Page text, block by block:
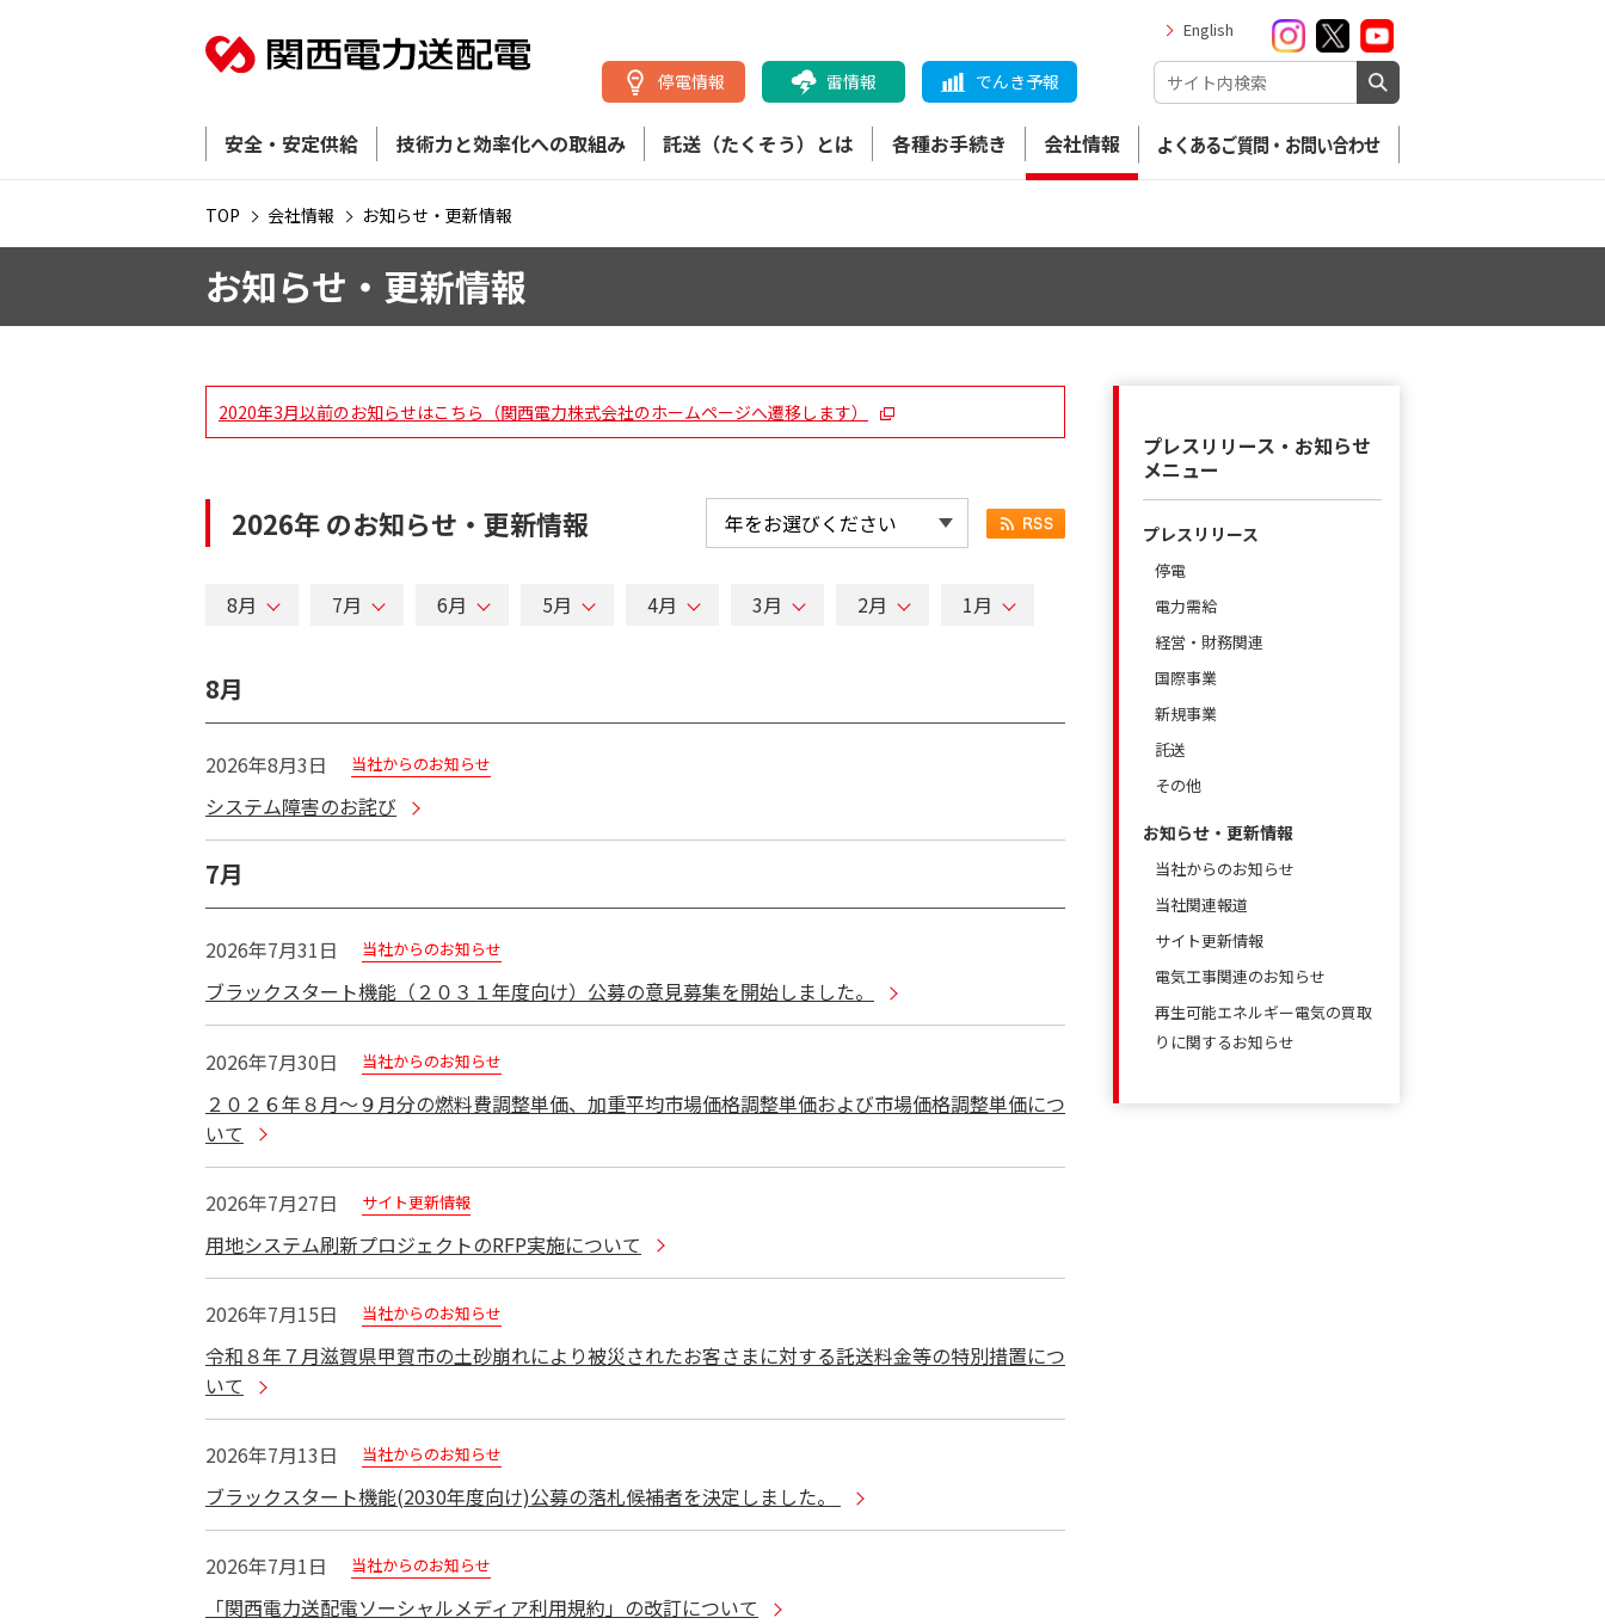
English
停電情報 雷情報 でんき予報
安全・安定供給 技術力と効率化への取組み 託送（たくそう）とは 各種お手続き 会社情報 よくあるご質問・お問い合わせ
TOP 会社情報 お知らせ・更新情報
お知らせ・更新情報
2020年3月以前のお知らせはこちら（関西電力株式会社のホームページへ遷移します）
2026年 のお知らせ・更新情報
8月 7月 6月 5月 4月 3月 2月 1月
8月
2026年8月3日 当社からのお知らせ
システム障害のお詫び
7月
2026年7月31日 当社からのお知らせ
ブラックスタート機能（２０３１年度向け）公募の意見募集を開始しました。
2026年7月30日 当社からのお知らせ
２０２６年８月～９月分の燃料費調整単価、加重平均市場価格調整単価および市場価格調整単価につ
いて
2026年7月27日 サイト更新情報
用地システム刷新プロジェクトのRFP実施について
2026年7月15日 当社からのお知らせ
令和８年７月滋賀県甲賀市の土砂崩れにより被災されたお客さまに対する託送料金等の特別措置につ
いて
2026年7月13日 当社からのお知らせ
ブラックスタート機能(2030年度向け)公募の落札候補者を決定しました。
2026年7月1日 当社からのお知らせ
「関西電力送配電ソーシャルメディア利用規約」の改訂について
プレスリリース・お知らせ
メニュー
プレスリリース
停電
電力需給
経営・財務関連
国際事業
新規事業
託送
その他
お知らせ・更新情報
当社からのお知らせ
当社関連報道
サイト更新情報
電気工事関連のお知らせ
再生可能エネルギー電気の買取
りに関するお知らせ